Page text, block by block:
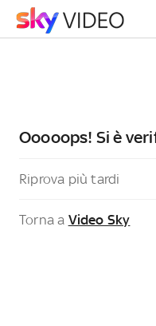
Ooooops! Si è
Riprova più tardi
Torna a Video Sky